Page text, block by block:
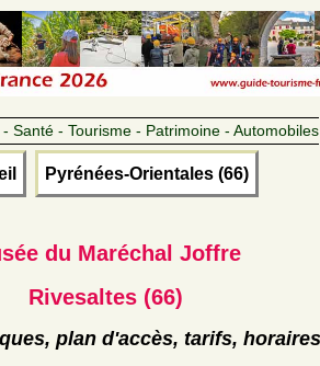
Santé - Tourisme - Patrimoine - Automobiles
Pyrénées-Orientales (66)
du Maréchal Joffre
Rivesaltes (66)
plan d'accès, tarifs, horaires